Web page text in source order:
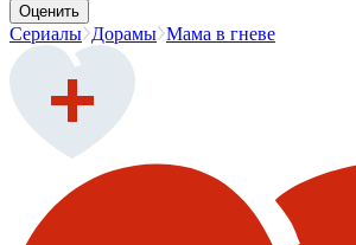
Оценить
Сериалы Дорамы Мама в гневе